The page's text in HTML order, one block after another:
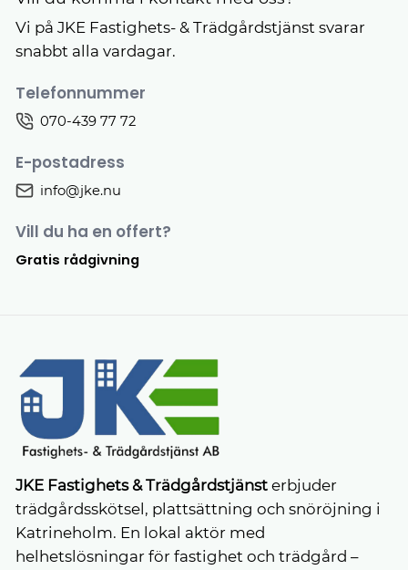
Vi på JKE Fastighets- & Trädgårdstjänst svarar
snabbt alla vardagar.
Telefonnummer
070-439 77 72
E-postadress
info@jke.nu
Vill du ha en offert?
Gratis rådgivning
JKE Fastighets & Trädgårdstjänsterbjuder
trädgårdsskötsel, plattsättning och snöröjning i
Katrineholm. En lokal aktör med
helhetslösningar för fastighet och trädgård –